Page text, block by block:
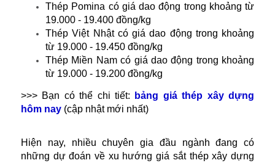
Thép Pomina có giá dao động trong khoảng từ
19.000 - 19.400 đồng/kg
Thép Việt Nhật có giá dao động trong khoảng
từ 19.000 - 19.450 đồng/kg
Thép Miền Nam có giá dao động trong khoảng
từ 19.000 - 19.200 đồng/kg
>>> Bạn có thể chi tiết:
bảng giá thép xây dựng
hôm nay (cập nhật mới nhất)
Hiện nay, nhiều chuyên gia đầu ngành đang có
những dự đoán về xu hướng giá sắt thép xây dựng